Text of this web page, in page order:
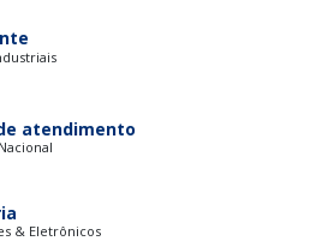
atendimento
& Eletrônicos